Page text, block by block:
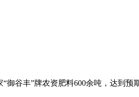
御谷丰”牌农资肥料600余吨，达到预